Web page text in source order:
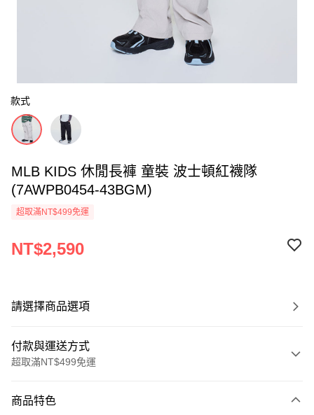
款式
MLB KIDS 休閒長褲 童裝 波士頓紅襪隊
(7AWPB0454-43BGM)
超取滿NT$499免運
NT$2,590
請選擇商品選項
付款與運送方式
超取滿NT$499免運
信用卡一次付款
商品特色